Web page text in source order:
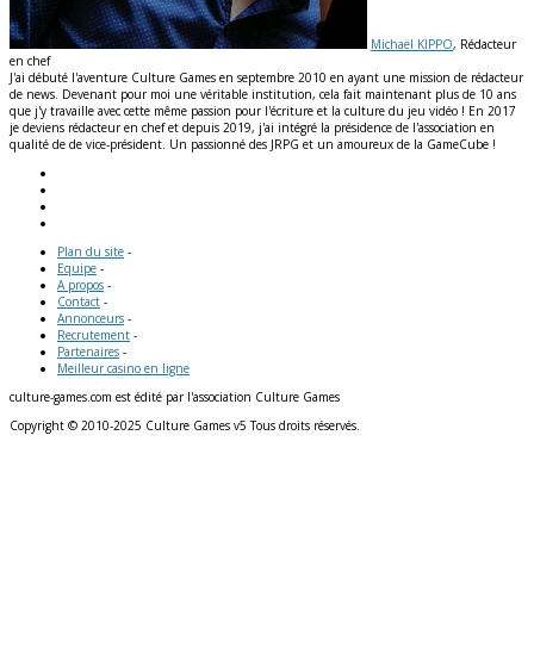
Michaël KIPPO, Rédacteur
en chef
J'ai débuté l'aventure Culture Games en septembre 2010 en ayant une mission de rédacteur
de news. Devenant pour moi une véritable institution, cela fait maintenant plus de 10 ans
que j'y travaille avec cette même passion pour l'écriture et la culture du jeu vidéo ! En 2017
je deviens rédacteur en chef et depuis 2019, j'ai intégré la présidence de l'association en
qualité de de vice-président. Un passionné des JRPG et un amoureux de la GameCube !
Plan du site -
Equipe -
A propos -
Contact -
Annonceurs -
Recrutement -
Partenaires -
Meilleur casino en ligne
culture-games.com est édité par l'association Culture Games
Copyright © 2010-2025 Culture Games v5 Tous droits réservés.